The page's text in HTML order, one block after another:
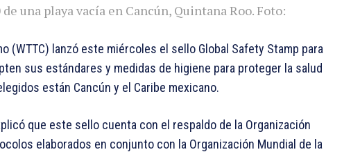
una playa vacía en Cancún, Quintana Roo. Foto:
(WTTC) lanzó este miércoles el sello Global Safety Stamp para
sus estándares y medidas de higiene para proteger la salud
están Cancún y el Caribe mexicano.
que este sello cuenta con el respaldo de la Organización
elaborados en conjunto con la Organización Mundial de la